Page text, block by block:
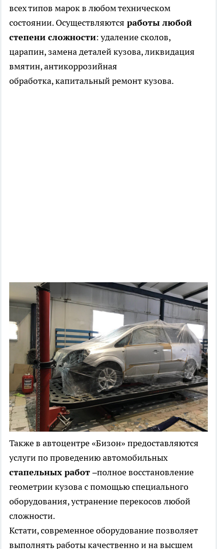
всех типов марок в любом техническом
состоянии. Осуществляются работы любой
степени сложности: удаление сколов,
царапин, замена деталей кузова, ликвидация
вмятин, антикоррозийная
обработка, капитальный ремонт кузова.
Также в автоцентре «Бизон» предоставляются
услуги по проведению автомобильных
стапельных работ –полное восстановление
геометрии кузова с помощью специального
оборудования, устранение перекосов любой
сложности.
Кстати, современное оборудование позволяет
выполнять работы качественно и на высшем